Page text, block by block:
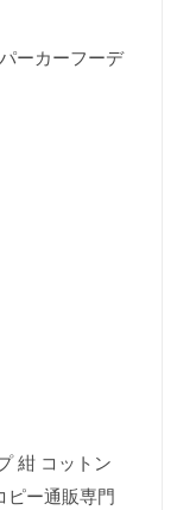
ーカーフーデ
紺 コットン
ピー通販専門